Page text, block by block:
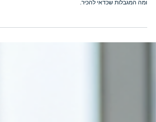
ביטוח נסיעות עם כרטיס תשלום מראש - איך הוא שונה